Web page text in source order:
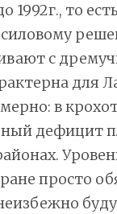
1992г., то
с
для
в
дефицит
просто